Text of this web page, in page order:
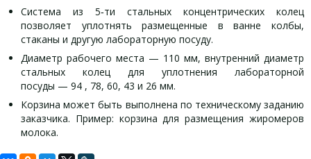
Система из 5‑ти стальных концентрических колец
позволяет уплотнять размещенные в ванне колбы,
стаканы и другую лабораторную посуду.
Диаметр рабочего места — 110 мм, внутренний диаметр
стальных колец для уплотнения лабораторной
посуды — 94 , 78, 60, 43 и 26 мм.
Корзина может быть выполнена по техническому заданию
заказчика. Пример: корзина для размещения жиромеров
молока.